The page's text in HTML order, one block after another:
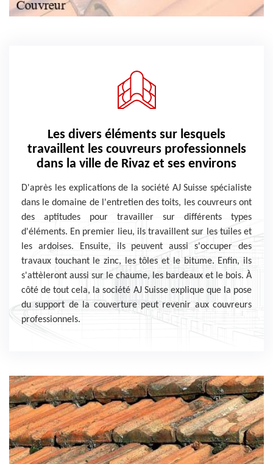
Les divers éléments sur lesquels
travaillent les couvreurs professionnels
dans la ville de Rivaz et ses environs
D'après les explications de la société AJ Suisse spécialiste
dans le domaine de l'entretien des toits, les couvreurs ont
des aptitudes pour travailler sur différents types
d'éléments. En premier lieu, ils travaillent sur les tuiles et
les ardoises. Ensuite, ils peuvent aussi s'occuper des
travaux touchant le zinc, les tôles et le bitume. Enfin, ils
s'attèleront aussi sur le chaume, les bardeaux et le bois. À
côté de tout cela, la société AJ Suisse explique que la pose
du support de la couverture peut revenir aux couvreurs
professionnels.